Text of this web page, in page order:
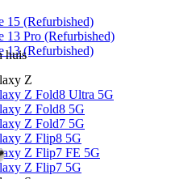
15 (Refurbished)
13 Pro (Refurbished)
13 (Refurbished)
Z
Z Fold8 Ultra 5G
Z Fold8 5G
Z Fold7 5G
Z Flip8 5G
Z Flip7 FE 5G
Z Flip7 5G
huis